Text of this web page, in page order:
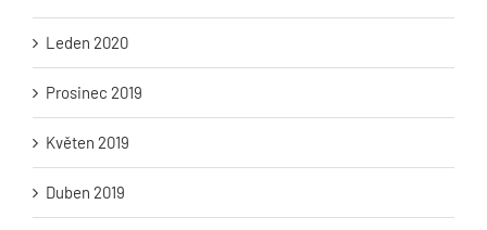
Leden 2020
Prosinec 2019
Květen 2019
Duben 2019